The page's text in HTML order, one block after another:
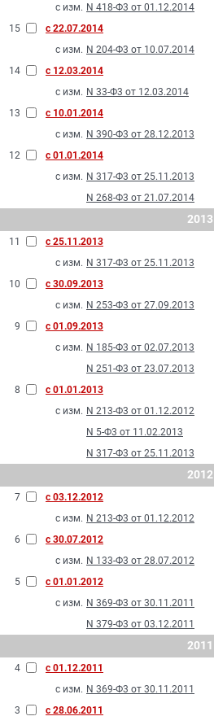
с изм. N 418-Ф3 от 01.12.2014
15
с 22.07.2014
с изм. N 204-Ф3 от 10.07.2014
14
с 12.03.2014
с изм. N 33-Ф3 от 12.03.2014
13
с 10.01.2014
с изм. N 390-Ф3 от 28.12.2013
12
с 01.01.2014
с изм. N 317-Ф3 от 25.11.2013
N 268-Ф3 от 21.07.2014
2013
11
с 25.11.2013
с изм. N 317-Ф3 от 25.11.2013
10
с 30.09.2013
с изм. N 253-Ф3 от 27.09.2013
9
с 01.09.2013
с изм. N 185-Ф3 от 02.07.2013
N 251-Ф3 от 23.07.2013
8
с 01.01.2013
с изм. N 213-Ф3 от 01.12.2012
N 5-Ф3 от 11.02.2013
N 317-Ф3 от 25.11.2013
2012
7
с 03.12.2012
с изм. N 213-Ф3 от 01.12.2012
6
с 30.07.2012
с изм. N 133-Ф3 от 28.07.2012
5
с 01.01.2012
с изм. N 369-Ф3 от 30.11.2011
N 379-Ф3 от 03.12.2011
2011
4
с 01.12.2011
с изм. N 369-Ф3 от 30.11.2011
3
с 28.06.2011